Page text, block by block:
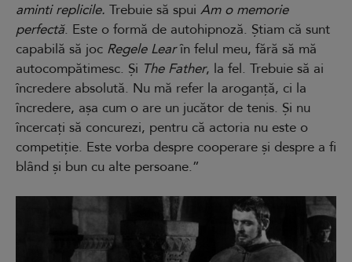
aminti replicile. Trebuie să spui Am o memorie
perfectă. Este o formă de autohipnoză. Știam că sunt
capabilă să joc Regele Learîn felul meu, fără să mă
autocompătimesc. Și The Father, la fel. Trebuie să ai
încredere absolută. Nu mă refer la aroganță, ci la
încredere, așa cum o are un jucător de tenis. Și nu
încercați să concurezi, pentru că actoria nu este o
competiție. Este vorba despre cooperare și despre a fi
blând și bun cu alte persoane.”